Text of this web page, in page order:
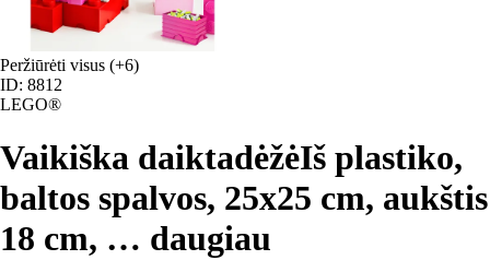
Peržiūrėti visus (+6)
ID: 8812
LEGO®
Vaikiška daiktadėžėIš plastiko,
baltos spalvos, 25x25 cm, aukštis
18 cm, … daugiau